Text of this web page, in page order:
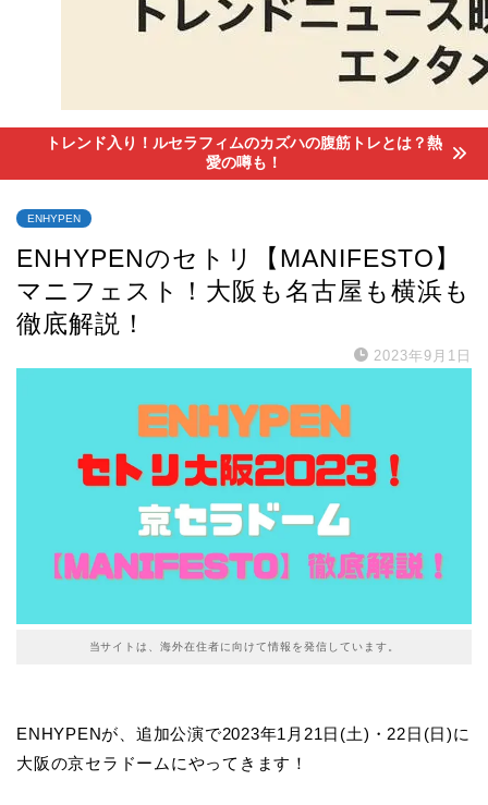
トレンド入り！ルセラフィムのカズハの腹筋トレとは？熱
愛の噂も！
ENHYPEN
ENHYPENのセトリ【MANIFESTO】
マニフェスト！大阪も名古屋も横浜も
徹底解説！
2023年9月1日
当サイトは、海外在住者に向けて情報を発信しています。
ENHYPENが、追加公演で2023年1月21日(土)・22日(日)に
大阪の京セラドームにやってきます！